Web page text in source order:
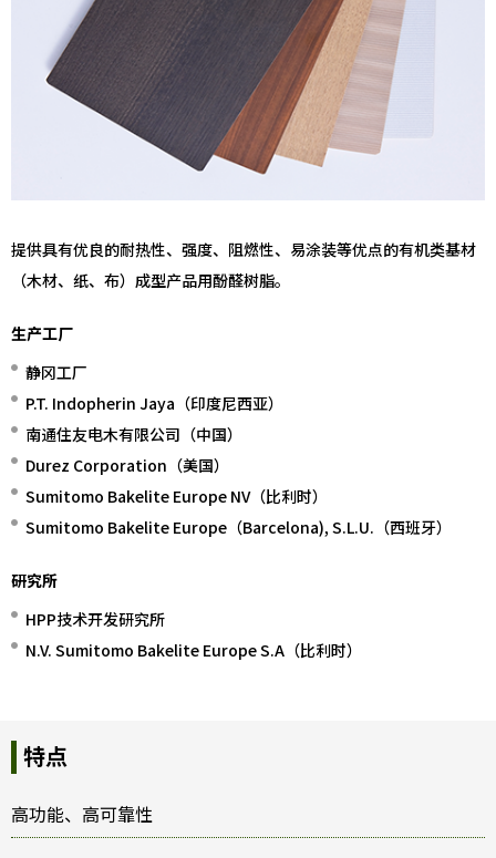
提供具有优良的耐热性、强度、阻燃性、易涂装等优点的有机类基材
（木材、纸、布）成型产品用酚醛树脂。
生产工厂
静冈工厂
P.T. Indopherin Jaya（印度尼西亚）
南通住友电木有限公司（中国）
Durez Corporation（美国）
Sumitomo Bakelite Europe NV（比利时）
Sumitomo Bakelite Europe（Barcelona), S.L.U.（西班牙）
研究所
HPP技术开发研究所
N.V. Sumitomo Bakelite Europe S.A（比利时）
特点
高功能、高可靠性